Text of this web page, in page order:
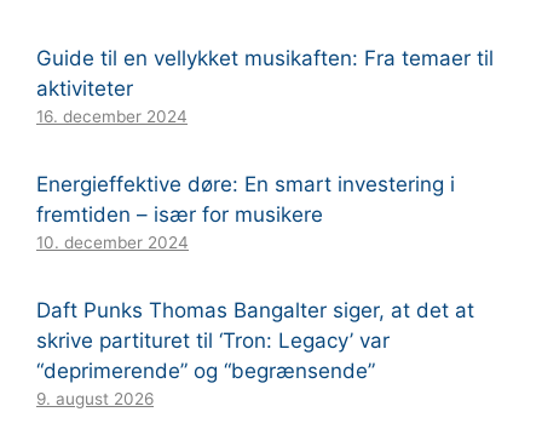
Guide til en vellykket musikaften: Fra temaer til
aktiviteter
16. december 2024
Energieffektive døre: En smart investering i
fremtiden – især for musikere
10. december 2024
Daft Punks Thomas Bangalter siger, at det at
skrive partituret til ‘Tron: Legacy’ var
“deprimerende” og “begrænsende”
9. august 2026